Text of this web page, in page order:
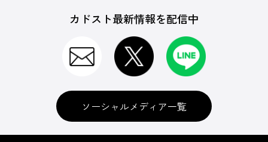
カドスト最新情報を配信中
ソーシャルメディア一覧